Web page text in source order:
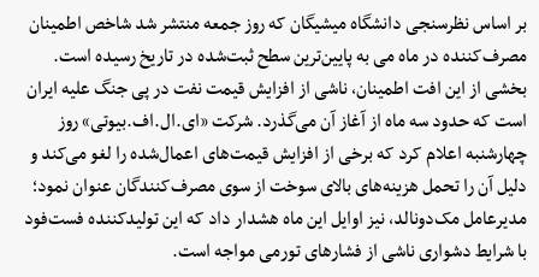
بر اساس نظرسنجی دانشگاه میشیگان که روز جمعه منتشر شد شاخص اطمینان
مصرف‌کننده در ماه می به پایین‌ترین سطح ثبت‌شده در تاریخ رسیده است.
بخشی از این افت اطمینان، ناشی از افزایش قیمت نفت در پی جنگ علیه ایران
است که حدود سه ماه از آغاز آن می‌گذرد. شرکت «ای.‌ال.اف.بیوتی» روز
چهارشنبه اعلام کرد که برخی از افزایش قیمت‌های اعمال‌شده را لغو می‌کند و
دلیل آن را تحمل هزینه‌های بالای سوخت از سوی مصرف‌کنندگان عنوان نمود؛
مدیرعامل مک‌دونالد، نیز اوایل این ماه هشدار داد که این تولیدکننده فست‌فود
با شرایط دشواری ناشی از فشارهای تورمی مواجه است.